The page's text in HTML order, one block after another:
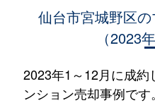
仙台市宮城野区
（2023
2023年1～12月に成
ンション売却事例です。